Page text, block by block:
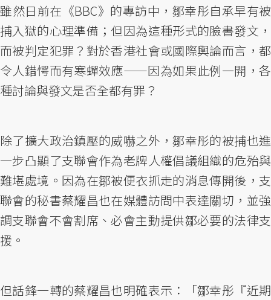
雖然日前在《BBC》的專訪中，鄒幸彤自承早有被
捕入獄的心理準備；但因為這種形式的臉書發文，
而被判定犯罪？對於香港社會或國際輿論而言，都
令人錯愕而有寒蟬效應——因為如果此例一開，各
種討論與發文是否全都有罪？
除了擴大政治鎮壓的威嚇之外，鄒幸彤的被捕也進
一步凸顯了支聯會作為老牌人權倡議組織的危殆與
難堪處境。因為在鄒被便衣抓走的消息傳開後，支
聯會的秘書蔡耀昌也在媒體訪問中表達關切，並強
調支聯會不會割席、必會主動提供鄒必要的法律支
援。
但話鋒一轉的蔡耀昌也明確表示：「鄒幸彤『近期